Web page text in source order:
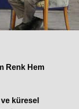
Renk Hem
küresel